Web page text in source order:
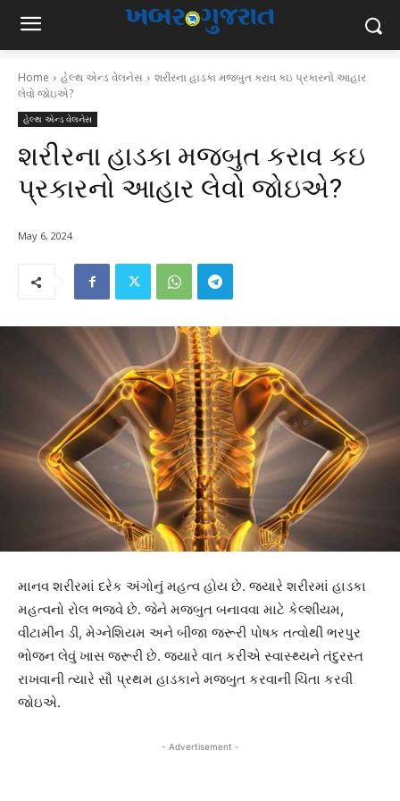
Home હેલ્થ એન્ડ વેલનેસ
શરીરના હાડકા મજબુત કરાવ કઇ પ્રકારનો આહાર
લેવો જોઇએ?
હેલ્થ એન્ડ વેલનેસ
શરીરના હાડકા મજબુત કરાવ કઇ
પ્રકારનો આહાર લેવો જોઇએ?
May 6, 2024
માનવ શરીરમાં દરેક અંગોનું મહત્વ હોય છે. જ્યારે શરીરમાં હાડકા
મહત્વનો રોલ ભજવે છે. જેને મજબુત બનાવવા માટે કેલ્શીયમ,
વીટામીન ડી, મેગ્નેશિયમ અને બીજા જરૂરી પોષક તત્વોથી ભરપુર
ભોજન લેવું ખાસ જરૂરી છે. જ્યારે વાત કરીએ સ્વાસ્થ્યને તંદુરસ્ત
રાખવાની ત્યારે સૌ પ્રથમ હાડકાને મજબુત કરવાની ચિંતા કરવી
જોઇએ.
- Advertisement -